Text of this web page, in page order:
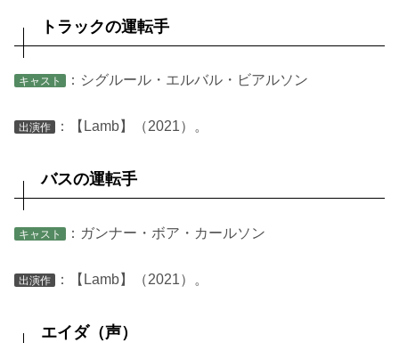
トラックの運転手
キャスト ：シグルール・エルバル・ビアルソン
出演作 ：【Lamb】（2021）。
バスの運転手
キャスト ：ガンナー・ボア・カールソン
出演作 ：【Lamb】（2021）。
エイダ（声）